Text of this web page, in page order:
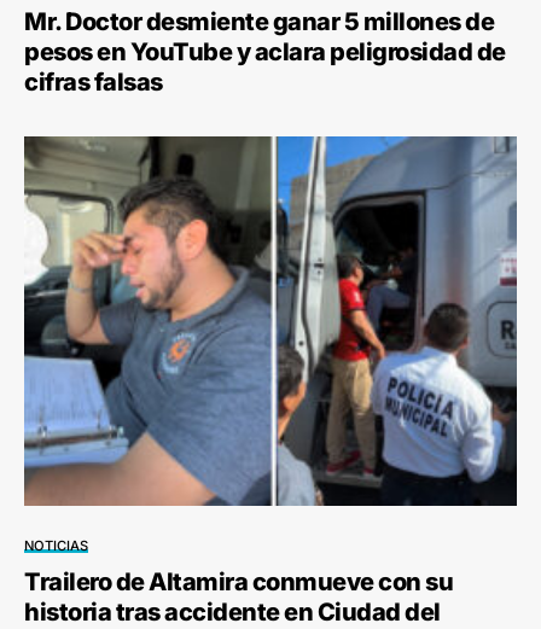
Mr. Doctor desmiente ganar 5 millones de
pesos en YouTube y aclara peligrosidad de
cifras falsas
NOTICIAS
Trailero de Altamira conmueve con su
historia tras accidente en Ciudad del